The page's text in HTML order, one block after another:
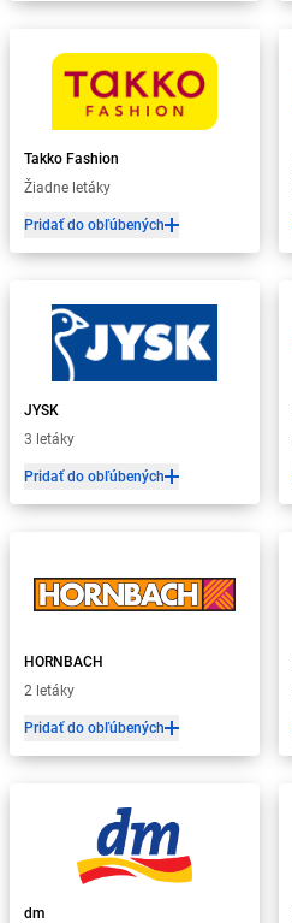
Takko Fashion
Žiadne letáky
Pridať do obľúbených
JYSK
3 letáky
Pridať do obľúbených
HORNBACH
2 letáky
Pridať do obľúbených
dm